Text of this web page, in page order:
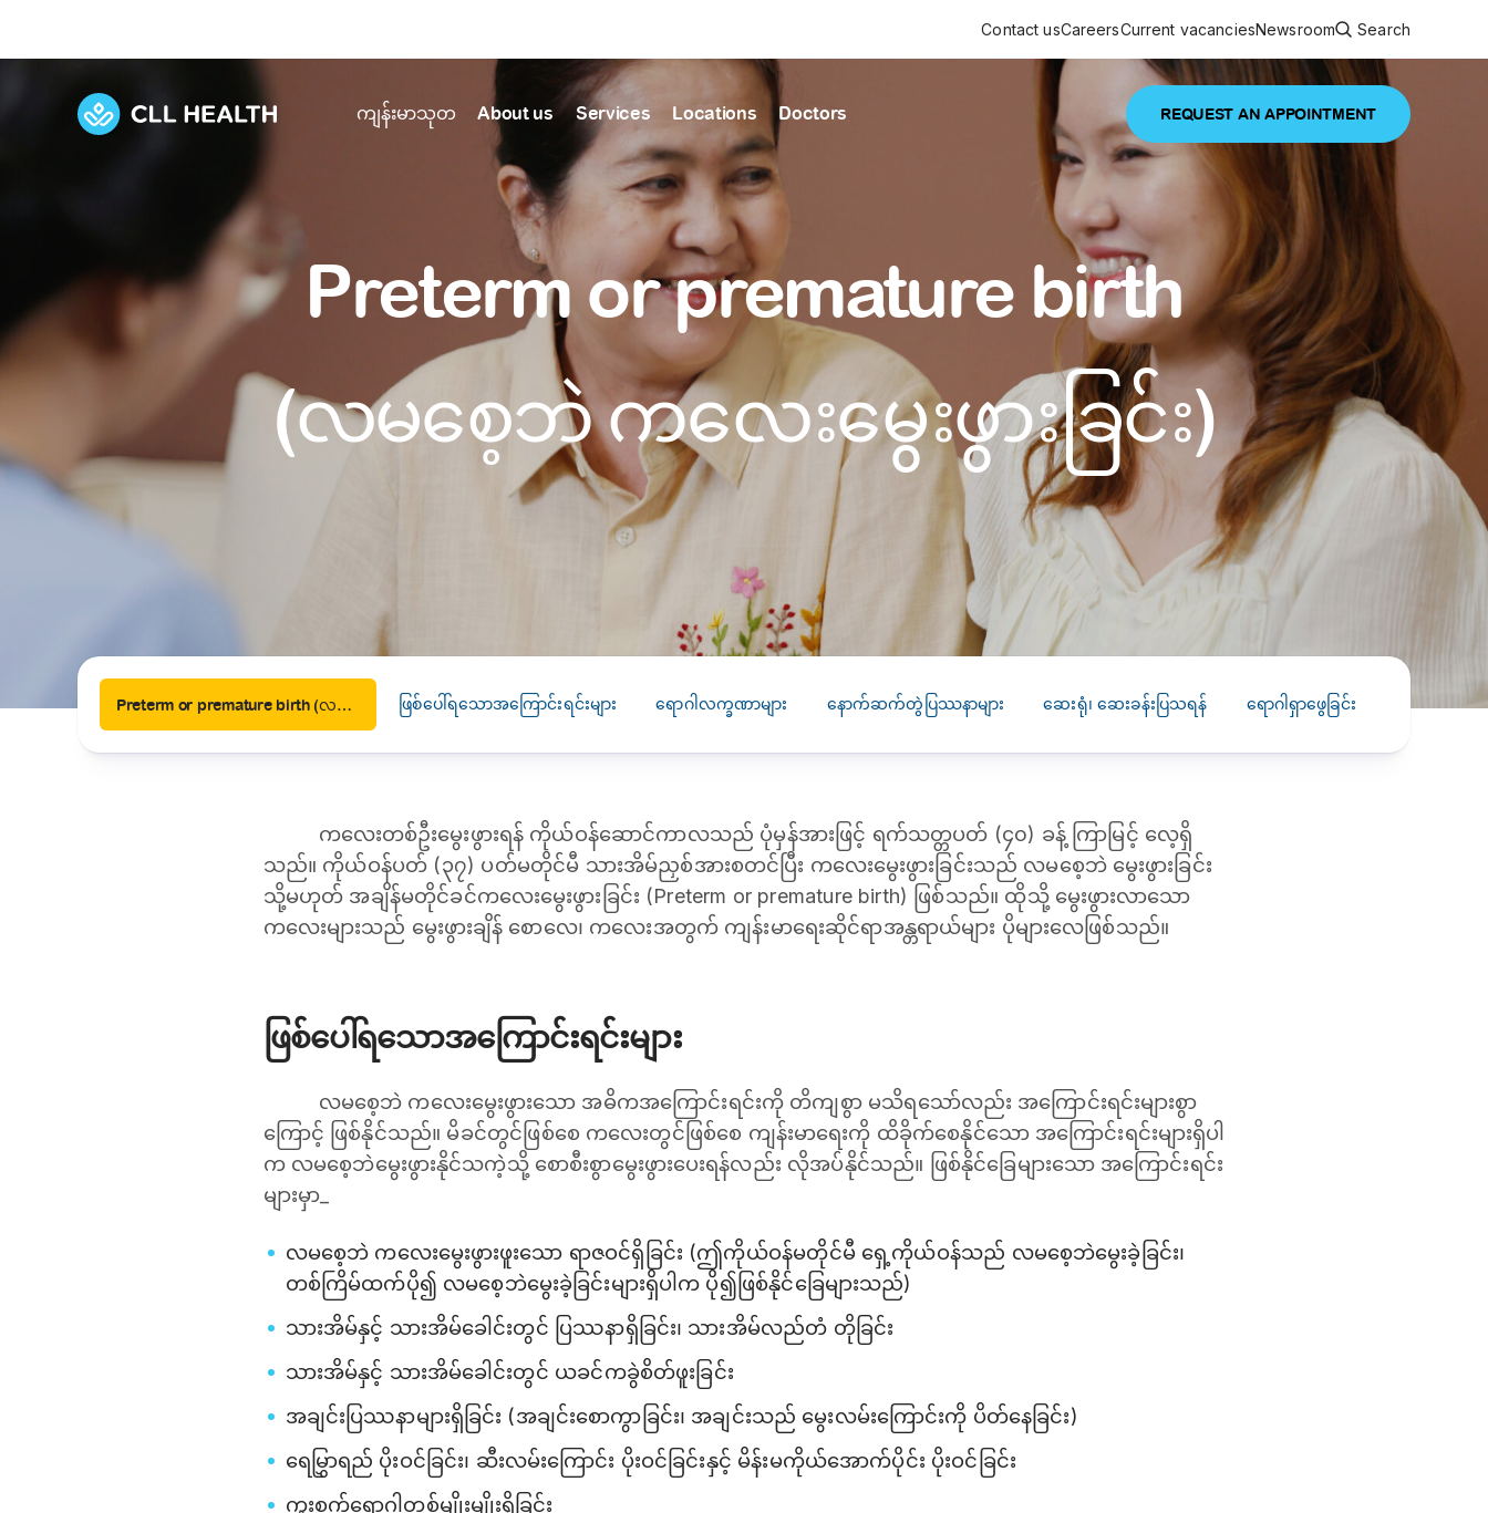
ကျန်းမာသုတ
View all health articles
Emergencies
Diseases and Conditions
Symptoms
Tests and Procedures
Drugs and Supplements
Find Health articles by first letter
C D E F
K
L
M N O P Q R S T U
V
X Y Z #
Or search by keyword
ALL ARTICLES
SEARCH
Featured article
DISEASES AND CONDITIONS
22 APR 2026
Melioidosis (မယ်လီယွိုက်ဒိုး
လီယွိုက်ဒိုးဆစ် ပြင်းထန်
About us
About us
Discover our commitment to transforming healthcare
Our history
Careers
News & Announcements
PRESS RELEASE
16 JAN 2026
CLL HEALTH
Strengthens
Myanmar Through
Phyu Laboratory and
Yangon, Myanmar, 8
January 2026 — CLL
HEALTH is pleased to
announce the...
PRESS RELEASE
29 AUG 2024
CLL HEALTH unveils
Shin Saw Pu Clinic in
Yangon, advancing
primary care
services
HEALTH is delighted to
announce the...
Services
Explore Services
Comprehensive care for your health and well-being
Primary care Developmental screening
Immunisation Diagnostics
Digestive care Fertility care
Our featured services
Trusted care for every stage of life
Primary care
Comprehensive and continuing health care from prenatal
to elderly stages, coordinating with specialists as
needed
Locations
Our Facilities
Comprehensive care for your health and well-being
Our polyclinics
Quality primary and specialty care near you
Our clinics
Diagnostics and treatment in one place
Dedicated to providing comprehensive interdisciplinary
healthcare services
Shin Saw Pu Clinic
A Top-Tier Primary Care Facility Inaugurated in Yangon for
Local and Expatriate Families
Doctors REQUEST AN APPOINTMENT
Contact usCareersCurrent vacanciesNewsroom Search
Preterm or premature birth
(လမစေ့ဘဲ ကလေးမွေးဖွားခြင်း)
Preterm or premature birth (လမစေ့ဘဲ ကလေးမွေးဖွားခြင်း) ဖြစ်ပေါ်ရသောအကြောင်းရင်းများ ရောဂါလက္ခဏာများ နောက်ဆက်တွဲပြဿနာများ ဆေးရုံ၊ ဆေးခန်းပြသရန် ရောဂါရှာဖွေခြင်း
ကလေးတစ်ဦးမွေးဖွားရန် ကိုယ်ဝန်ဆောင်ကာလသည် ပုံမှန်အားဖြင့် ရက်သတ္တပတ် (၄၀) ခန့် ကြာမြင့် လေ့ရှိ
သည်။ ကိုယ်ဝန်ပတ် (၃၇) ပတ်မတိုင်မီ သားအိမ်ညှစ်အားစတင်ပြီး ကလေးမွေးဖွားခြင်းသည် လမစေ့ဘဲ မွေးဖွားခြင်း
သို့မဟုတ် အချိန်မတိုင်ခင်ကလေးမွေးဖွားခြင်း (Preterm or premature birth) ဖြစ်သည်။ ထိုသို့ မွေးဖွားလာသော
ကလေးများသည် မွေးဖွားချိန် စောလေ၊ ကလေးအတွက် ကျန်းမာရေးဆိုင်ရာအန္တရာယ်များ ပိုများလေဖြစ်သည်။
ဖြစ်ပေါ်ရသောအကြောင်းရင်းများ
လမစေ့ဘဲ ကလေးမွေးဖွားသော အဓိကအကြောင်းရင်းကို တိကျစွာ မသိရသော်လည်း အကြောင်းရင်းများစွာ
ကြောင့် ဖြစ်နိုင်သည်။ မိခင်တွင်ဖြစ်စေ ကလေးတွင်ဖြစ်စေ ကျန်းမာရေးကို ထိခိုက်စေနိုင်သော အကြောင်းရင်းများရှိပါ
က လမစေ့ဘဲမွေးဖွားနိုင်သကဲ့သို့ စောစီးစွာမွေးဖွားပေးရန်လည်း လိုအပ်နိုင်သည်။ ဖြစ်နိုင်ခြေများသော အကြောင်းရင်း
များမှာ_
လမစေ့ဘဲ ကလေးမွေးဖွားဖူးသော ရာဇဝင်ရှိခြင်း (ဤကိုယ်ဝန်မတိုင်မီ ရှေ့ကိုယ်ဝန်သည် လမစေ့ဘဲမွေးခဲ့ခြင်း၊
တစ်ကြိမ်ထက်ပို၍ လမစေ့ဘဲမွေးခဲ့ခြင်းများရှိပါက ပို၍ဖြစ်နိုင်ခြေများသည်)
သားအိမ်နှင့် သားအိမ်ခေါင်းတွင် ပြဿနာရှိခြင်း၊ သားအိမ်လည်တံ တိုခြင်း
သားအိမ်နှင့် သားအိမ်ခေါင်းတွင် ယခင်ကခွဲစိတ်ဖူးခြင်း
အချင်းပြဿနာများရှိခြင်း (အချင်းစောကွာခြင်း၊ အချင်းသည် မွေးလမ်းကြောင်းကို ပိတ်နေခြင်း)
ရေမြွှာရည် ပိုးဝင်ခြင်း၊ ဆီးလမ်းကြောင်း ပိုးဝင်ခြင်းနှင့် မိန်းမကိုယ်အောက်ပိုင်း ပိုးဝင်ခြင်း
ကူးစက်ရောဂါတစ်မျိုးမျိုးရှိခြင်း